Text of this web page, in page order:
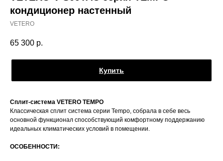
кондиционер настенный
VETERO
65 300 р.
Купить
Сплит-система VETERO TEMPO
Классическая сплит система серии Tempo, собрала в себе весь
основной функционал способствующий комфортному поддержанию
идеальных климатических условий в помещении.
ОСОБЕННОСТИ: